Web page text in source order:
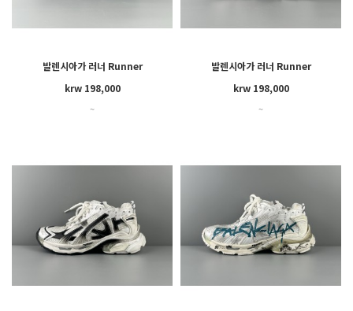
발렌시아가 러너 Runner
krw 198,000
~
발렌시아가 러너 Runner
krw 198,000
~